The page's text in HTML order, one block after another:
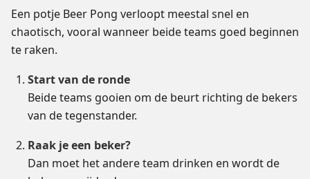
Een potje Beer Pong verloopt meestal snel en
chaotisch, vooral wanneer beide teams goed beginnen
te raken.
Start van de ronde
Beide teams gooien om de beurt richting de bekers
van de tegenstander.
Raak je een beker?
Dan moet het andere team drinken en wordt de